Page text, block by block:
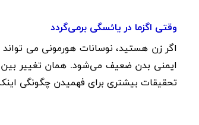
وقتی اگزما در یائسگی برمی‌گردد
اگر زن هستید، نوسانات هورمونی می
ایمنی بدن ضعیف می‌شود. همان تغییر بین
تحقیقات بیشتری برای فهمیدن چگونگی